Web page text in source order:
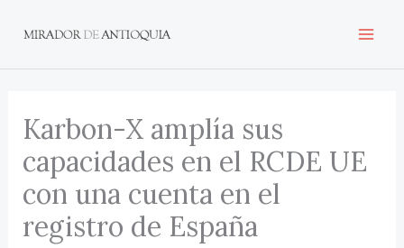
Karbon-X amplía sus
capacidades en el RCDE UE
con una cuenta en el
registro de España